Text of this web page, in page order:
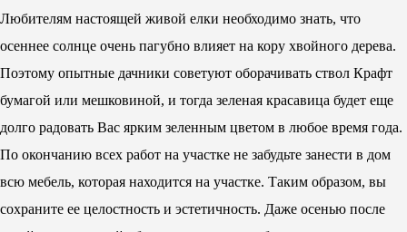
Любителям настоящей живой елки необходимо знать, что
осеннее солнце очень пагубно влияет на кору хвойного дерева.
Поэтому опытные дачники советуют оборачивать ствол Крафт
бумагой или мешковиной, и тогда зеленая красавица будет еще
долго радовать Вас ярким зеленным цветом в любое время года.
По окончанию всех работ на участке не забудьте занести в дом
всю мебель, которая находится на участке. Таким образом, вы
сохраните ее целостность и эстетичность. Даже осенью после